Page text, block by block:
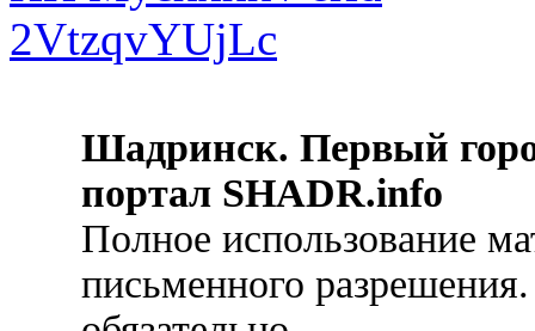
Шадринск. Первый
портал SHADR.info
Полное использование
письменного